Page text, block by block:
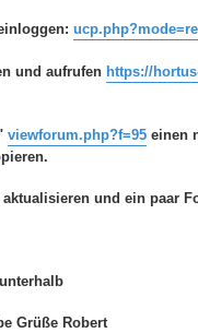
und aufrufen https://
viewforum.php?f=95 einen
und ein paar
Grüße Robert